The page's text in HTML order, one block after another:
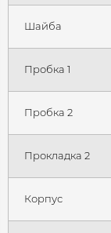
Шайба
Пробка 1
Пробка 2
Прокладка 2
Корпус